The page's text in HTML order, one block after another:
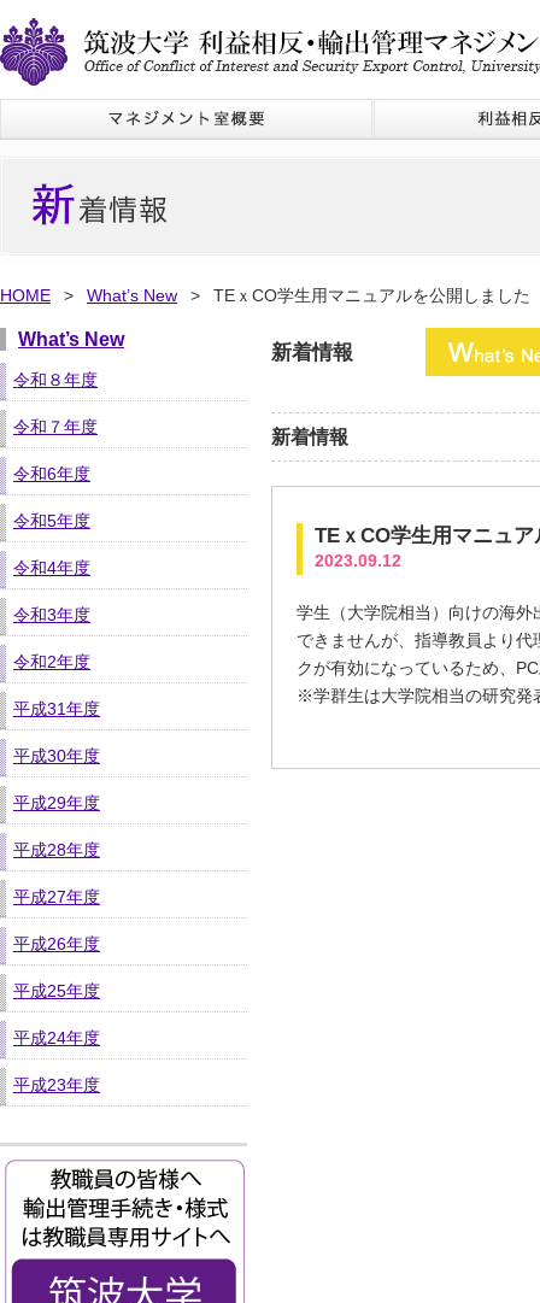
HOME > What’s New > TEｘCO学生用マニュアルを公開しました
新着情報
新着情報
TEｘCO学生用マニュ
2023.09.12
学生（大学院相当）向けの海外
できませんが、指導教員より
クが有効になっているため、
※学群生は大学院相当の研究発
What’s New
令和８年度
令和７年度
令和6年度
令和5年度
令和4年度
令和3年度
令和2年度
平成31年度
平成30年度
平成29年度
平成28年度
平成27年度
平成26年度
平成25年度
平成24年度
平成23年度